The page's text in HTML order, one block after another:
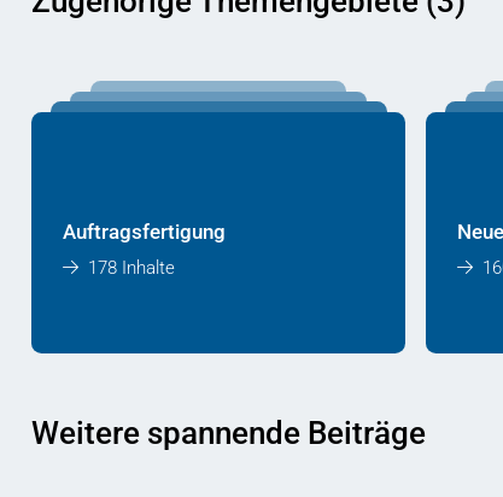
Auftragsfertigung
178 Inhalte
Weitere spannende Beiträge